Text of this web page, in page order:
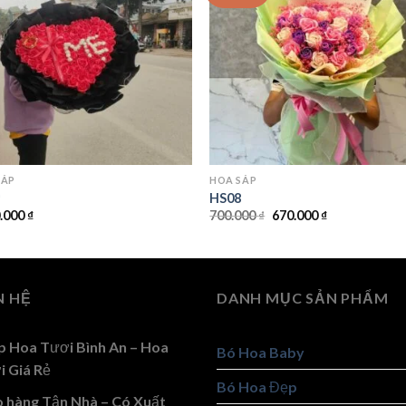
₫
HOA SÁP
HS08
700.000₫ Giá
670.000₫Giá
HỆ
Hoa Tươi Bình An – Hoa
Giá Rẻ
hàng Tận Nhà – Có Xuất
DANH MỤC SẢN PHẨM
Bó Hoa Baby
Bó Hoa Đẹp